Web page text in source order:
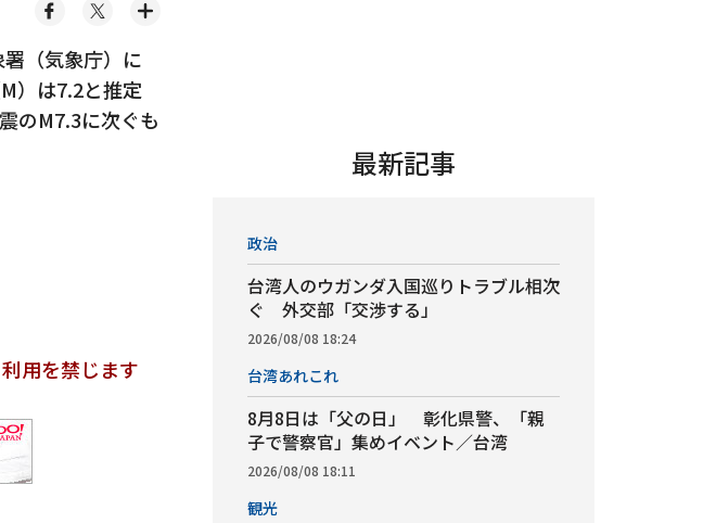
（気象庁）に
）は7.2と推定
のM7.3に次ぐも
用を禁じます
最新記事
政治
台湾人のウガンダ入国巡りトラブル相次
ぐ 外交部「交渉する」
2026/08/08 18:24
台湾あれこれ
8月8日は「父の日」 彰化県警、「親
子で警察官」集めイベント／台湾
2026/08/08 18:11
観光